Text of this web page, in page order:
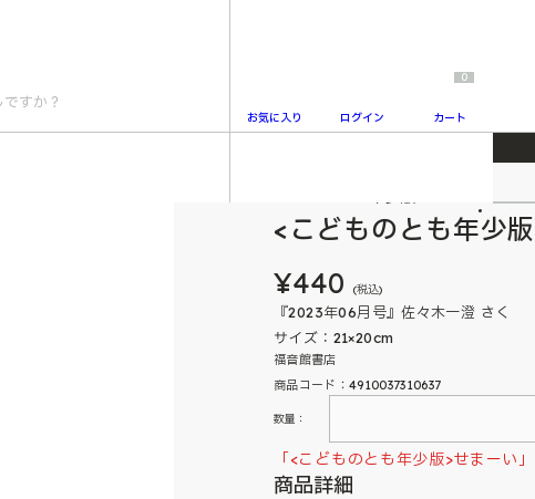
お気に入り ログイン
0
カート
<こどものとも年少
¥440 (税込)
『2023年06月号』佐々木一澄 さく
サイズ：21×20cm
福音館書店
商品コード：4910037310637
数量：
「<こどものとも年少版>せまーい
商品詳細